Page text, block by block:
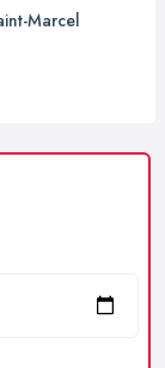
Marcel